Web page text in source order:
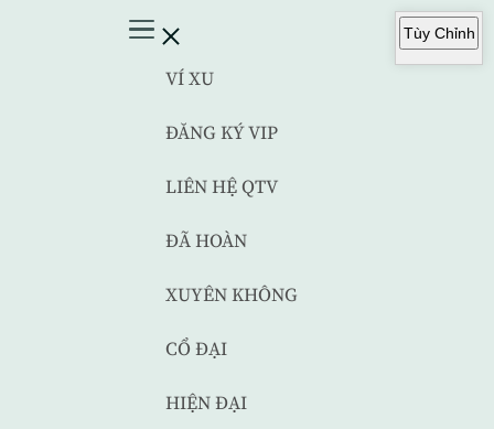
VÍ XU
ĐĂNG KÝ VIP
LIÊN HỆ QTV
ĐÃ HOÀN
XUYÊN KHÔNG
CỔ ĐẠI
HIỆN ĐẠI
Tùy Chỉnh